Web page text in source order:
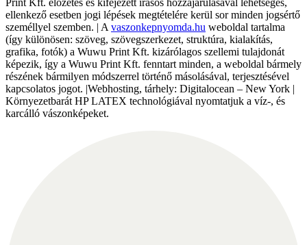
Print Kft. előzetes és kifejezett írásos hozzájárulásával lehetséges,
ellenkező esetben jogi lépések megtételére kerül sor minden jogsértő
személlyel szemben. | A vaszonkepnyomda.hu weboldal tartalma
(így különösen: szöveg, szövegszerkezet, struktúra, kialakítás,
grafika, fotók) a Wuwu Print Kft. kizárólagos szellemi tulajdonát
képezik, így a Wuwu Print Kft. fenntart minden, a weboldal bármely
részének bármilyen módszerrel történő másolásával, terjesztésével
kapcsolatos jogot. |Webhosting, tárhely: Digitalocean – New York |
Környezetbarát HP LATEX technológiával nyomtatjuk a víz-, és
karcálló vászonképeket.